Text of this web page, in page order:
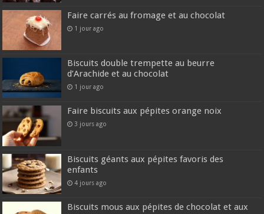
Faire carrés au fromage et au chocolat
1 jour ago
Biscuits double trempette au beurre
d’Arachide et au chocolat
1 jour ago
Faire biscuits aux pépites orange noix
3 jours ago
Biscuits géants aux pépites favoris des
enfants
4 jours ago
Biscuits mous aux pépites de chocolat et aux